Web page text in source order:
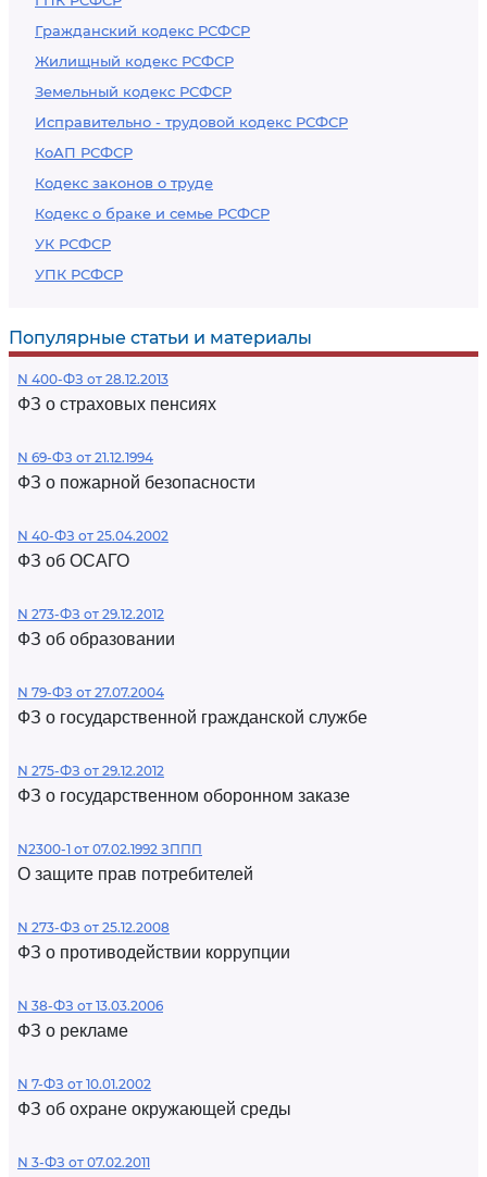
Гражданский кодекс РСФСР
Жилищный кодекс РСФСР
Земельный кодекс РСФСР
Исправительно - трудовой кодекс РСФСР
КоАП РСФСР
Кодекс законов о труде
Кодекс о браке и семье РСФСР
УК РСФСР
УПК РСФСР
Популярные статьи и материалы
N 400-ФЗ от 28.12.2013
ФЗ о страховых пенсиях
N 69-ФЗ от 21.12.1994
ФЗ о пожарной безопасности
N 40-ФЗ от 25.04.2002
ФЗ об ОСАГО
N 273-ФЗ от 29.12.2012
ФЗ об образовании
N 79-ФЗ от 27.07.2004
ФЗ о государственной гражданской службе
N 275-ФЗ от 29.12.2012
ФЗ о государственном оборонном заказе
N2300-1 от 07.02.1992 ЗППП
О защите прав потребителей
N 273-ФЗ от 25.12.2008
ФЗ о противодействии коррупции
N 38-ФЗ от 13.03.2006
ФЗ о рекламе
N 7-ФЗ от 10.01.2002
ФЗ об охране окружающей среды
N 3-ФЗ от 07.02.2011